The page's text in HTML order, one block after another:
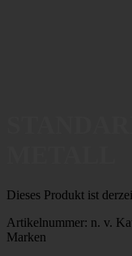
Dieses Produkt ist
Artikelnummer: n. v.
Marken